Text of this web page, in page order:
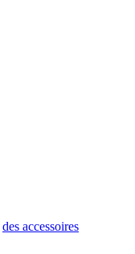
des accessoires